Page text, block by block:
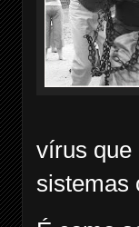
vírus que
sistemas